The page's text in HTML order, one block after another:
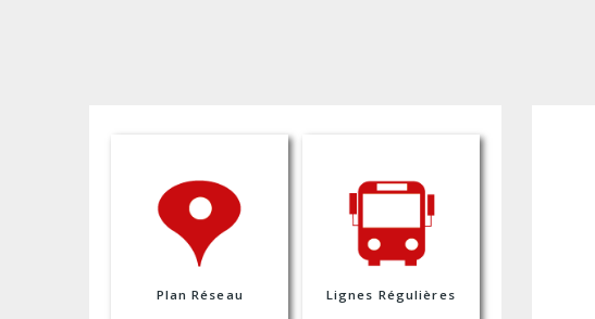
Plan Réseau Lignes Régulières